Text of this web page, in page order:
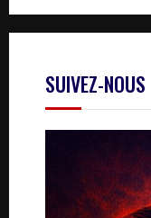
SUIVEZ-NOUS